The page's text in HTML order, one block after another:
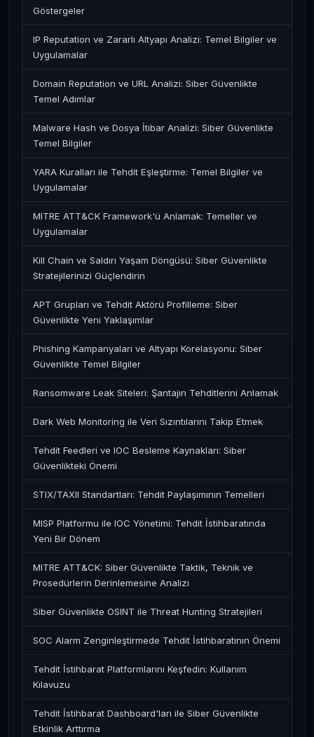
Göstergeler
IP Reputation ve Zararlı Altyapı Analizi: Temel Bilgiler ve
Uygulamalar
Domain Reputation ve URL Analizi: Siber Güvenlikte
Temel Adımlar
Malware Hash ve Dosya İtibar Analizi: Siber Güvenlikte
Temel Bilgiler
YARA Kuralları ile Tehdit Eşleştirme: Temel Bilgiler ve
Uygulamalar
MITRE ATT&CK Framework'ü Anlamak: Temeller ve
Uygulamalar
Kill Chain ve Saldırı Yaşam Döngüsü: Siber Güvenlikte
Stratejilerinizi Güçlendirin
APT Grupları ve Tehdit Aktörü Profilleme: Siber
Güvenlikte Yeni Yaklaşımlar
Phishing Kampanyaları ve Altyapı Korelasyonu: Siber
Güvenlikte Temel Bilgiler
Ransomware Leak Siteleri: Şantajın Tehditlerini Anlamak
Dark Web Monitoring ile Veri Sızıntılarını Takip Etmek
Tehdit Feedleri ve IOC Besleme Kaynakları: Siber
Güvenlikteki Önemi
STIX/TAXII Standartları: Tehdit Paylaşımının Temelleri
MISP Platformu ile IOC Yönetimi: Tehdit İstihbaratında
Yeni Bir Dönem
MITRE ATT&CK: Siber Güvenlikte Taktik, Teknik ve
Prosedürlerin Derinlemesine Analizi
Siber Güvenlikte OSINT ile Threat Hunting Stratejileri
SOC Alarm Zenginleştirmede Tehdit İstihbaratının Önemi
Tehdit İstihbarat Platformlarını Keşfedin: Kullanım
Kılavuzu
Tehdit İstihbarat Dashboard'ları ile Siber Güvenlikte
Etkinlik Arttırma